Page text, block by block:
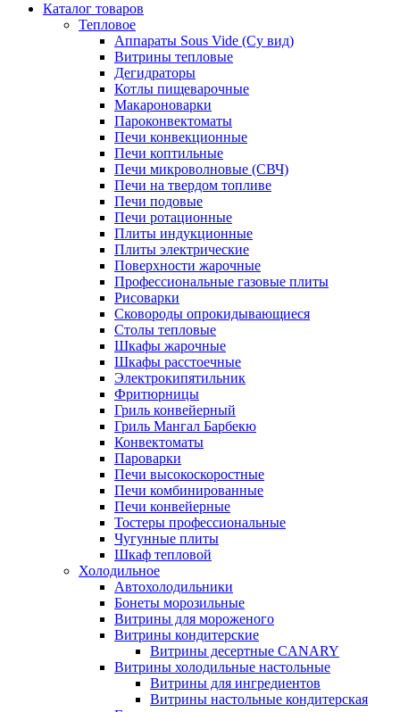
Каталог товаров
Тепловое
Аппараты Sous Vide (Су вид)
Витрины тепловые
Дегидраторы
Котлы пищеварочные
Макароноварки
Пароконвектоматы
Печи конвекционные
Печи коптильные
Печи микроволновые (СВЧ)
Печи на твердом топливе
Печи подовые
Печи ротационные
Плиты индукционные
Плиты электрические
Поверхности жарочные
Профессиональные газовые плиты
Рисоварки
Сковороды опрокидывающиеся
Столы тепловые
Шкафы жарочные
Шкафы расстоечные
Электрокипятильник
Фритюрницы
Гриль конвейерный
Гриль Мангал Барбекю
Конвектоматы
Пароварки
Печи высокоскоростные
Печи комбинированные
Печи конвейерные
Тостеры профессиональные
Чугунные плиты
Шкаф тепловой
Холодильное
Автохолодильники
Бонеты морозильные
Витрины для мороженого
Витрины кондитерские
Витрины десертные CANARY
Витрины холодильные настольные
Витрины для ингредиентов
Витрины настольные кондитерская